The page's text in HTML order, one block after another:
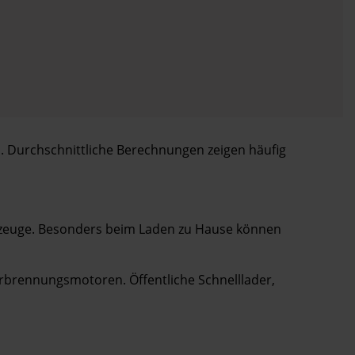
Berechnungen zeigen häufig
Besonders beim Laden zu Hause können
Öffentliche Schnelllader,